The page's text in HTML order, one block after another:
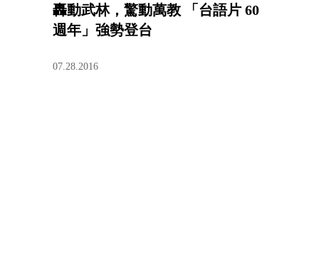
轟動武林，驚動萬教 「台語片 60
週年」強勢登台
07.28.2016